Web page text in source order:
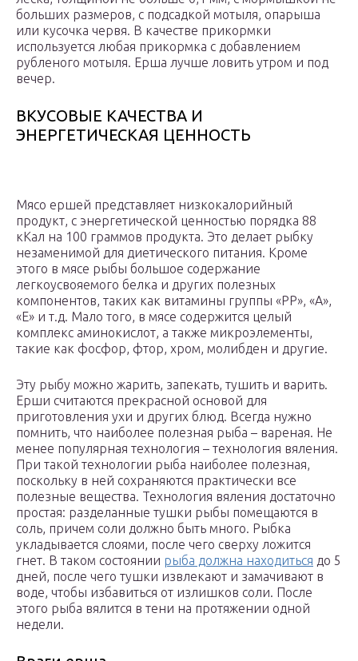
больших размеров, с подсадкой мотыля, опарыша
или кусочка червя. В качестве прикормки
используется любая прикормка с добавлением
рубленого мотыля. Ерша лучше ловить утром и под
вечер.
ВКУСОВЫЕ КАЧЕСТВА И
ЭНЕРГЕТИЧЕСКАЯ ЦЕННОСТЬ
Мясо ершей представляет низкокалорийный
продукт, с энергетической ценностью порядка 88
кКал на 100 граммов продукта. Это делает рыбку
незаменимой для диетического питания. Кроме
этого в мясе рыбы большое содержание
легкоусвояемого белка и других полезных
компонентов, таких как витамины группы «РР», «А»,
«Е» и т.д. Мало того, в мясе содержится целый
комплекс аминокислот, а также микроэлементы,
такие как фосфор, фтор, хром, молибден и другие.
Эту рыбу можно жарить, запекать, тушить и варить.
Ерши считаются прекрасной основой для
приготовления ухи и других блюд. Всегда нужно
помнить, что наиболее полезная рыба – вареная. Не
менее популярная технология – технология вяления.
При такой технологии рыба наиболее полезная,
поскольку в ней сохраняются практически все
полезные вещества. Технология вяления достаточно
простая: разделанные тушки рыбы помещаются в
соль, причем соли должно быть много. Рыбка
укладывается слоями, после чего сверху ложится
гнет. В таком состоянии рыба должна находиться до 5
дней, после чего тушки извлекают и замачивают в
воде, чтобы избавиться от излишков соли. После
этого рыба вялится в тени на протяжении одной
недели.